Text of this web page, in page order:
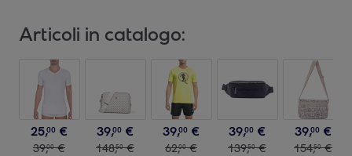
Articoli in catalogo:
25,00 €
39,00 €
39,00 €
148,50 €
39,00 €
62,00 €
39,00 €
139,50 €
39,00 €
154,50 €